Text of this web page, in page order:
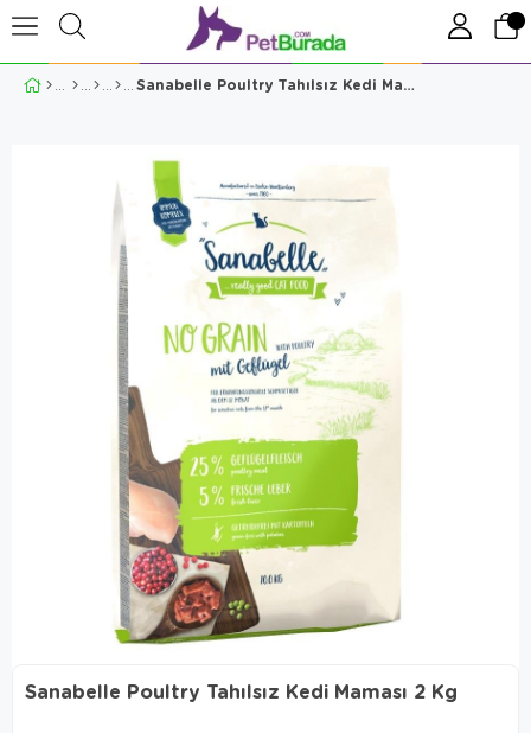
Sanabelle Poultry Tahılsız Kedi Maması 2 Kg
Sanabelle Poultry Tahılsız Kedi Maması 2 Kg